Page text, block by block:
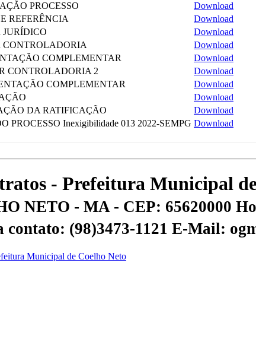
PROCESSO
Download
REFERÊNCIA
Download
JURÍDICO
Download
CONTROLADORIA
Download
COMPLEMENTAR
Download
CONTROLADORIA 2
Download
COMPLEMENTAR
Download
Download
DA RATIFICAÇÃO
Download
PROCESSO Inexigibilidade 013 2022-SEMPG Download
- Prefeitura Municipal
NETO - MA - CEP: 65620000
contato: (98)3473-1121 E-Mail:
Municipal de Coelho Neto